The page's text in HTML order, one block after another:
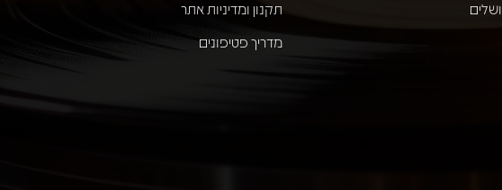
תקנון ומדיניות אתר
מדריך פטיפונים